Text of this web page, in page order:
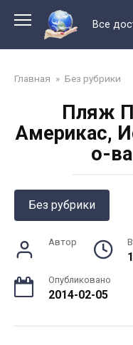
контенту
Все
Главная » Без рубрики
Пляж
Америкас,
о-
Без рубрики
Автор
Опубликовано
2014-02-05